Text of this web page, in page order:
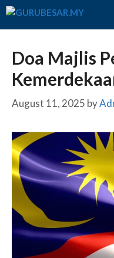
Skip
Doa Majlis
August 11, 2025 by